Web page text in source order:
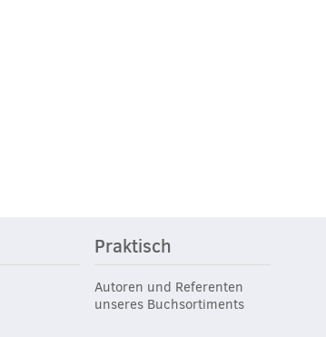
Praktisch
Autoren und Referenten
unseres Buchsortiments